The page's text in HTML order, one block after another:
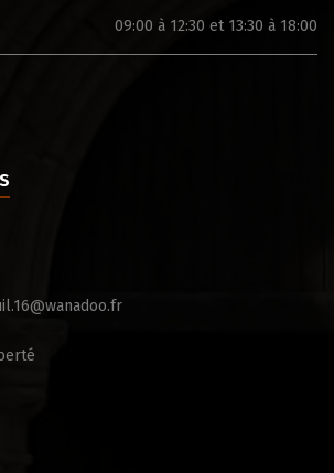
09:00 à 12:30 et 13:30 à 18:00